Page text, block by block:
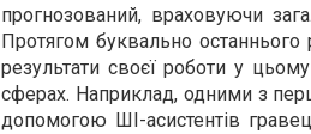
прогнозований, враховуючи
Протягом буквально
результати своєї роботи у
сферах. Наприклад, одними з
допомогою ШІ-асистентів